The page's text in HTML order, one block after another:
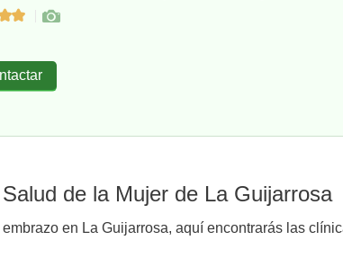
de la Mujer de La Guijarrosa
en La Guijarrosa, aquí encontrarás las